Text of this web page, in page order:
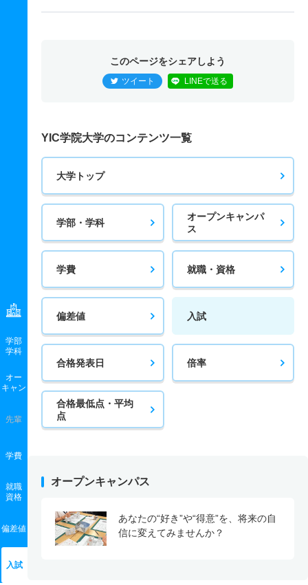
学部
学科
オー
キャン
先輩
学費
就職
資格
偏差値
入試
このページをシェアしよう
ツイート LINEで送る
YIC学院大学のコンテンツ一覧
大学トップ
学部・学科
オープンキャンパ
ス
学費 就職・資格
偏差値 入試
合格発表日 倍率
合格最低点・平均
点
オープンキャンパス
あなたの“好き”や“得意”を、将来の自
信に変えてみませんか？